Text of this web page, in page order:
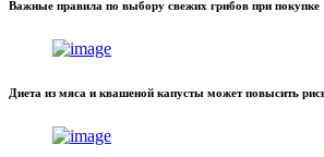
Важные правила по выбору свежих грибов при покупке
Диета из мяса и квашеной капусты может повысить